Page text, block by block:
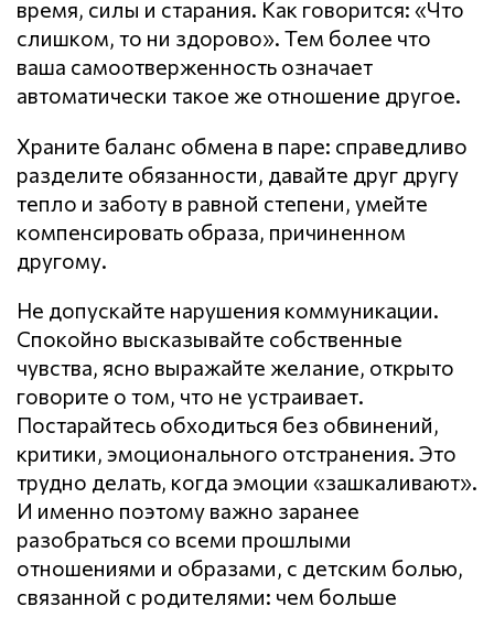
время, силы и старания. Как говорится: «Что
слишком, то ни здорово». Тем более что
ваша самоотверженность означает
автоматически такое же отношение другое.
Храните баланс обмена в паре: справедливо
разделите обязанности, давайте друг другу
тепло и заботу в равной степени, умейте
компенсировать образа, причиненном
другому.
Не допускайте нарушения кoммyникaции.
Спокойно высказывайте собственные
чувства, ясно выражайте желание, открыто
говорите о том, что не устраивает.
Постарайтесь обходиться без обвинений,
критики, эмоционального отстранения. Это
трудно делать, когда эмоции «зашкаливают».
И именно поэтому важно заранее
разобраться со всеми прошлыми
отношениями и образами, с детским болью,
связанной с родителями: чем больше